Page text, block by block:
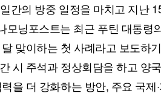
간의 방중 일정을 마치고 지난
모닝포스트는 최근 푸틴 대통령
맞이하는 첫 사례라고 보도하
시 주석과 정상회담을 하고 양
을 더 강화하는 방안, 주요 국제